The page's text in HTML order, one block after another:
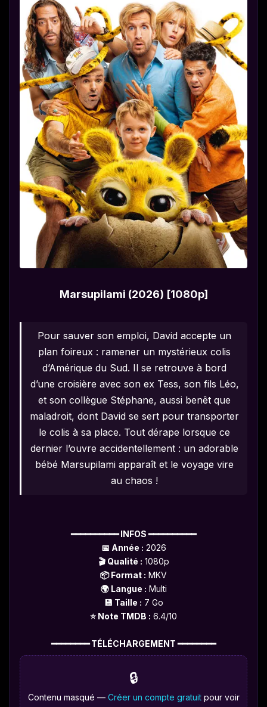
Marsupilami (2026) [1080p]
Pour sauver son emploi, David accepte un
plan foireux : ramener un mystérieux colis
d’Amérique du Sud. Il se retrouve à bord
d’une croisière avec son ex Tess, son fils Léo,
et son collègue Stéphane, aussi benêt que
maladroit, dont David se sert pour transporter
le colis à sa place. Tout dérape lorsque ce
dernier l’ouvre accidentellement : un adorable
bébé Marsupilami apparaît et le voyage vire
au chaos !
━━━━━━━━━━ INFOS ━━━━━━━━━━
📅 Année : 2026
🎬 Qualité : 1080p
📦 Format : MKV
🌍 Langue : Multi
💾 Taille : 7 Go
⭐ Note TMDB : 6.4/10
━━━━━━━━ TÉLÉCHARGEMENT ━━━━━━━━
🔒
Contenu masqué — Créer un compte gratuitpour voir